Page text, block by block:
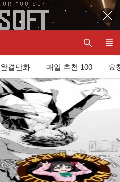
완결만화 매일 추천 100 요